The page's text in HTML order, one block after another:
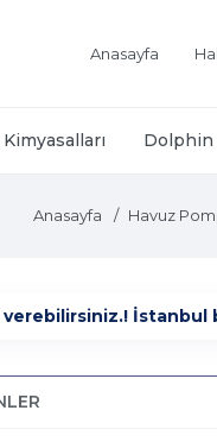
Anasayfa
Dolphin
Anasayfa Havuz
İstanbul